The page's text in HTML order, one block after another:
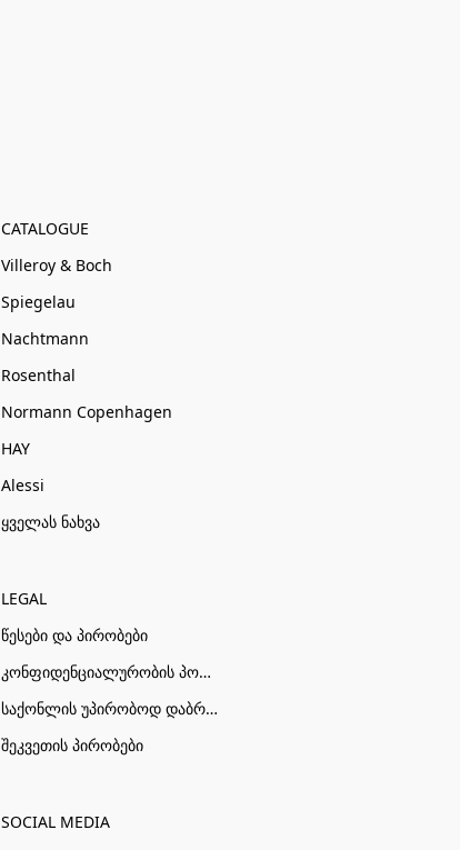
CATALOGUE
Villeroy & Boch
Spiegelau
Nachtmann
Rosenthal
Normann Copenhagen
HAY
Alessi
ყველას ნახვა
LEGAL
წესები და პირობები
კონფიდენციალურობის პოლიტიკა
საქონლის უპირობოდ დაბრუნების პირობები
შეკვეთის პირობები
SOCIAL MEDIA